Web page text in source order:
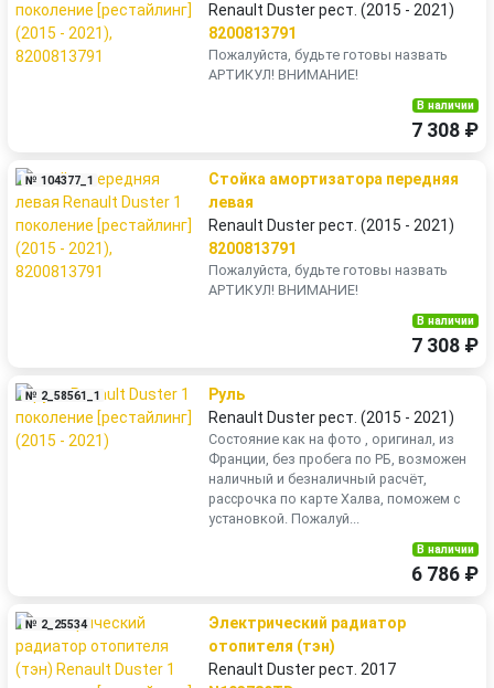
Renault Duster рест. (2015 - 2021)
8200813791
Пожалуйста, будьте готовы назвать
АРТИКУЛ! ВНИМАНИЕ!
В наличии
7 308 ₽
№ 104377_1
Стойка амортизатора передняя
левая
Renault Duster рест. (2015 - 2021)
8200813791
Пожалуйста, будьте готовы назвать
АРТИКУЛ! ВНИМАНИЕ!
В наличии
7 308 ₽
№ 2_58561_1
Руль
Renault Duster рест. (2015 - 2021)
Состояние как на фото , оригинал, из
Франции, без пробега по РБ, возможен
наличный и безналичный расчёт,
рассрочка по карте Халва, поможем с
установкой. Пожалуй...
В наличии
6 786 ₽
№ 2_25534
Электрический радиатор
отопителя (тэн)
Renault Duster рест. 2017